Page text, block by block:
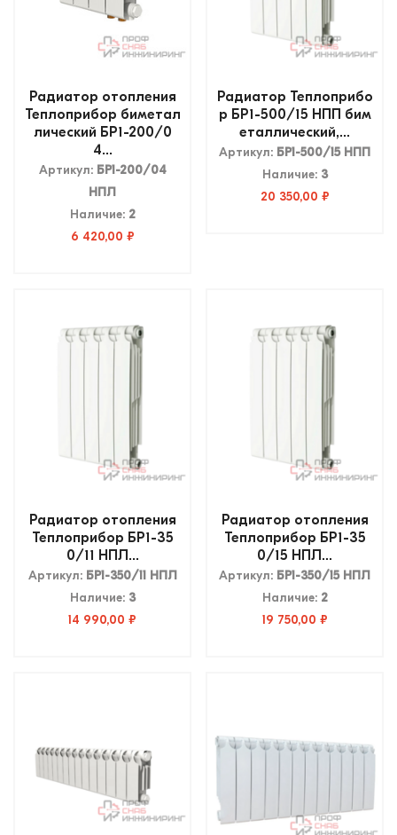
Радиатор отопления
Теплоприбор биметал
лический БР1-200/0
4...
Артикул: БР1-200/04
НПЛ
Наличие: 2
6 420,00 ₽
Радиатор Теплоприбо
р БР1-500/15 НПП бим
еталлический,...
Артикул: БР1-500/15 НПП
Наличие: 3
20 350,00 ₽
Радиатор отопления
Теплоприбор БР1-35
0/11 НПЛ...
Артикул: БР1-350/11 НПЛ
Наличие: 3
14 990,00 ₽
Радиатор отопления
Теплоприбор БР1-35
0/15 НПЛ...
Артикул: БР1-350/15 НПЛ
Наличие: 2
19 750,00 ₽